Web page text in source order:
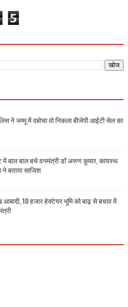
5
ने जम्मू में दबोचा वो निकला बीजेपी आईटी सेल का
में बाल बाल बचे वनमंत्री डॉ अरुण कुमार, कायस्थ
बताया साजिश
आबादी, 10 हजार हेक्टेयर भूमि को बाढ़ से बचाव में